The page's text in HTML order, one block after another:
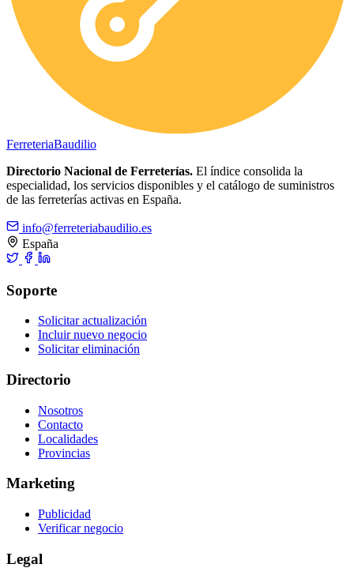
FerreteriaBaudilio
Directorio Nacional de Ferreterías. El índice consolida la
especialidad, los servicios disponibles y el catálogo de suministros
de las ferreterías activas en España.
info@ferreteriabaudilio.es
España
Soporte
Solicitar actualización
Incluir nuevo negocio
Solicitar eliminación
Directorio
Nosotros
Contacto
Localidades
Provincias
Marketing
Publicidad
Verificar negocio
Legal